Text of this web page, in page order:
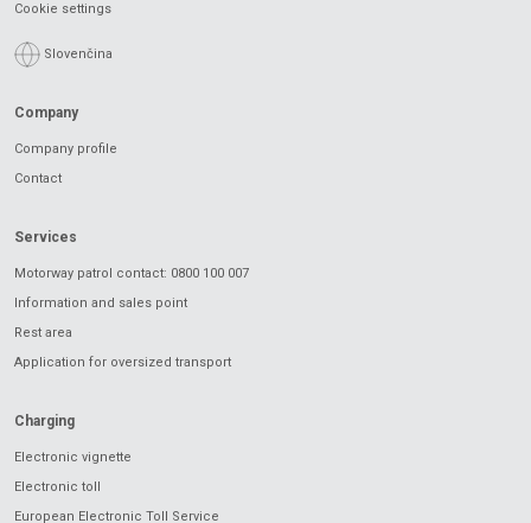
Cookie settings
Slovenčina
Company
Company profile
Contact
Services
Motorway patrol contact: 0800 100 007
Information and sales point
Rest area
Application for oversized transport
Charging
Electronic vignette
Electronic toll
European Electronic Toll Service